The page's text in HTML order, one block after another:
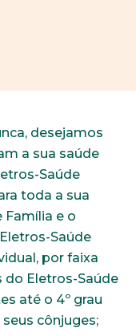
desejamos
a sua saúde
Saúde
toda a sua
Família e o
Saúde
por faixa
do Eletros-Saúde
até o 4º grau
cônjuges;